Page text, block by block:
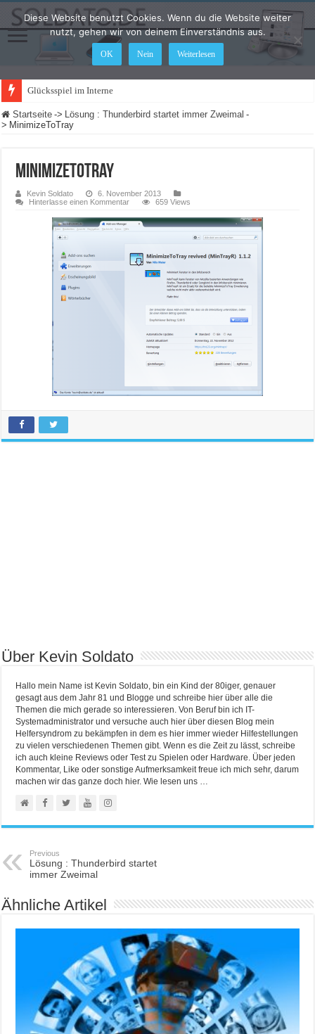
Glücksspiel im Internet: Was ändert si
Startseite -> Lösung : Thunderbird startet immer Zweimal -
> MinimizeToTray
MinimizeToTray
Kevin Soldato
6. November 2013
Hinterlasse einen Kommentar
659 Views
Über Kevin Soldato
Hallo mein Name ist Kevin Soldato, bin ein Kind der 80iger, genauer
gesagt aus dem Jahr 81 und Blogge und schreibe hier über alle die
Themen die mich gerade so interessieren. Von Beruf bin ich IT-
Systemadministrator und versuche auch hier über diesen Blog mein
Helfersyndrom zu bekämpfen in dem es hier immer wieder Hilfestellungen
zu vielen verschiedenen Themen gibt. Wenn es die Zeit zu lässt, schreibe
ich auch kleine Reviews oder Test zu Spielen oder Hardware. Über jeden
Kommentar, Like oder sonstige Aufmerksamkeit freue ich mich sehr, darum
machen wir das ganze doch hier. Wie lesen uns …
Previous
Lösung : Thunderbird startet
immer Zweimal
Ähnliche Artikel
Diese Website benutzt Cookies. Wenn du die Website weiter
nutzt, gehen wir von deinem Einverständnis aus.
OK Nein Weiterlesen